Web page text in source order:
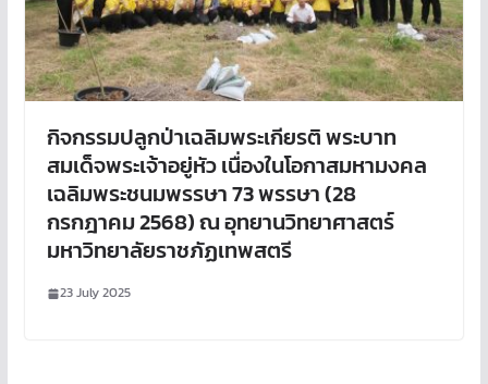
กิจกรรมปลูกป่าเฉลิมพระเกียรติ พระบาท
สมเด็จพระเจ้าอยู่หัว เนื่องในโอกาสมหามงคล
เฉลิมพระชนมพรรษา 73 พรรษา (28
กรกฎาคม 2568) ณ อุทยานวิทยาศาสตร์
มหาวิทยาลัยราชภัฏเทพสตรี
23 July 2025